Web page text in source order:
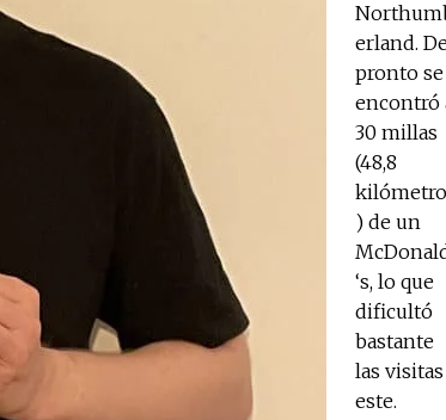
erland.
pronto se
encontró
30 millas
(48,8
) de un
‘s, lo que
dificultó
bastante
las visitas
este.